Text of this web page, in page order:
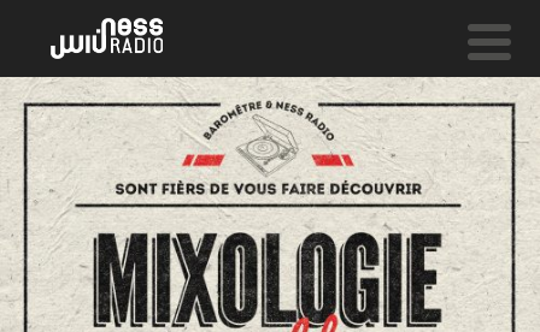
OPEN HEART
Zara Mcfarlane
NESS LIVE !